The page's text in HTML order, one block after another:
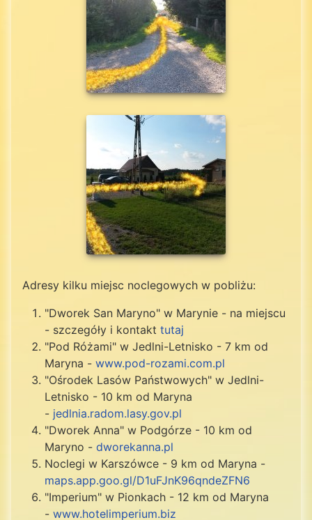
Adresy kilku miejsc noclegowych w pobliżu:
"Dworek San Maryno" w Marynie - na miejscu
- szczegóły i kontakt tutaj
"Pod Różami" w Jedlni-Letnisko - 7 km od
Maryna - www.pod-rozami.com.pl
"Ośrodek Lasów Państwowych" w Jedlni-
Letnisko - 10 km od Maryna
- jedlnia.radom.lasy.gov.pl
"Dworek Anna" w Podgórze - 10 km od
Maryno - dworekanna.pl
Noclegi w Karszówce - 9 km od Maryna -
maps.app.goo.gl/D1uFJnK96qndeZFN6
"Imperium" w Pionkach - 12 km od Maryna
- www.hotelimperium.biz